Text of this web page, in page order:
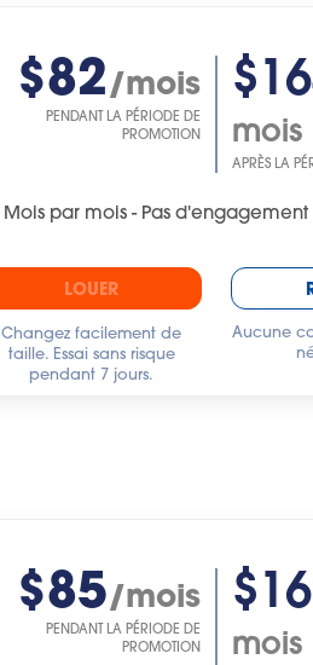
$82/mois
PENDANT LA PÉRIODE DE
PROMOTION
mois
APRÈS LA
Mois par mois - Pas
LOUER
Changez facilement de
taille. Essai sans risque
pendant 7 jours.
Aucune
$85/mois
PENDANT LA PÉRIODE DE
PROMOTION
mois